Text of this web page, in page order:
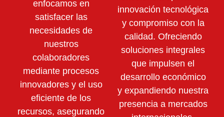
enfocamos en
satisfacer las
necesidades de
nuestros
colaboradores
mediante procesos
innovadores y el uso
eficiente de los
recursos, asegurando
innovación tecnológica
y compromiso con la
calidad. Ofreciendo
soluciones integrales
que impulsen el
desarrollo económico
y expandiendo nuestra
presencia a mercados